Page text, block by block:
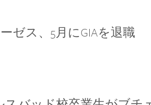
ゼス、5月にGIAを退職